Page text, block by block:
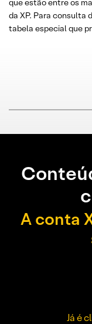
que estão entre os
da XP. Para consulta
tabela especial que
A conta
Já é